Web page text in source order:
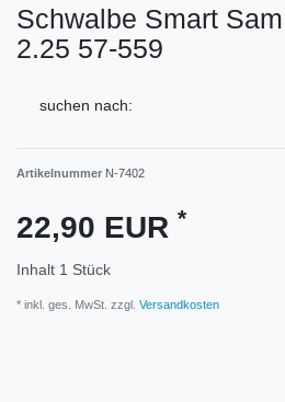
Schwalbe Smart
2.25 57-559
suchen nach:
Artikelnummer N-7402
22,90 EUR *
Inhalt 1 Stück
* inkl. ges. MwSt. zzgl. Versandkosten